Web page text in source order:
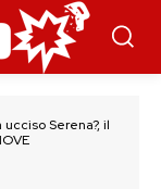
Serena?, il